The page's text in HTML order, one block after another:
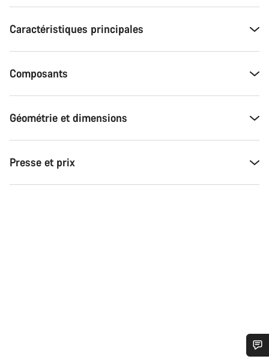
Caractéristiques principales
Composants
Géométrie et dimensions
Presse et prix